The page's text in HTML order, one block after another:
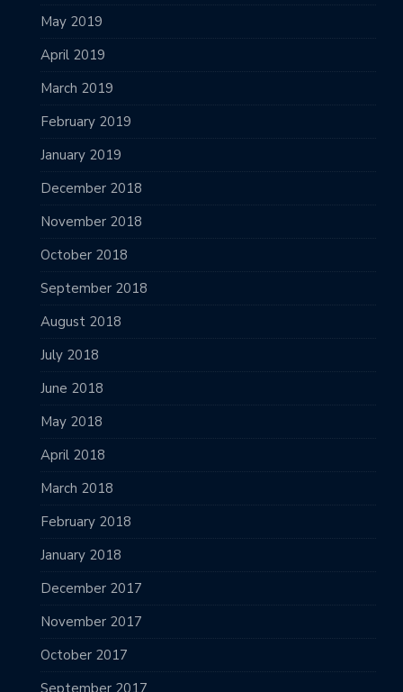
May 2019
April 2019
March 2019
February 2019
January 2019
December 2018
November 2018
October 2018
September 2018
August 2018
July 2018
June 2018
May 2018
April 2018
March 2018
February 2018
January 2018
December 2017
November 2017
October 2017